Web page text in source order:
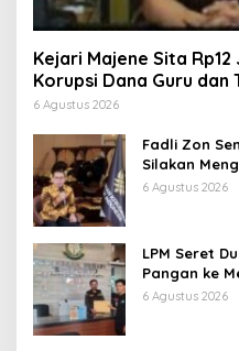
Kejari Majene Sita
Korupsi Dana Guru dan
6 Agustus 2026
Fadli Zon
Silakan
Bayangan
6 Agustus 2026
LPM Seret
Pangan ke
Didesak
6 Agustus 2026